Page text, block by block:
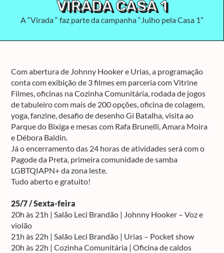
VIRADA CASA 1
A “Virada “ faz parte da campanha “Julho pela Casa 1”
Com abertura de Johnny Hooker e Urias, a programação
conta com exibição de 3 filmes em parceria com Vitrine
Filmes, oficinas na Cozinha Comunitária, rodada de jogos
de tabuleiro com mais de 200 opções, oficina de colagem,
yoga, fanzine, desafio de desenho Gi Batalha, visita ao
Parque do Bixiga e mesas com Rafa Brunelli, Amara Moira
e Débora Baldin.
Já o encerramento das 24 horas de atividades será com o
Pagode da Preta, primeira comunidade de samba
LGBTQIAPN+ da zona leste.
Tudo aberto e gratuito!
25/7 / Sexta-feira
20h às 21h | Salão Leci Brandão | Johnny Hooker – Voz e
violão
21h às 22h | Salão Leci Brandão | Urias – Pocket show
20h às 22h | Cozinha Comunitária | Oficina de caldos